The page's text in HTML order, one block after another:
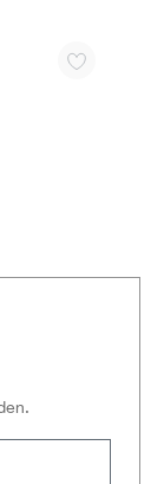
5 Sternen